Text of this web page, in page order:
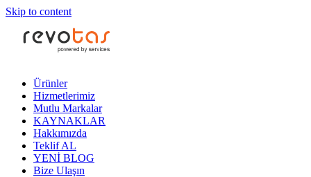
Skip to content
Ürünler
Hizmetlerimiz
Mutlu Markalar
KAYNAKLAR
Hakkımızda
Teklif AL
YENİ BLOG
Bize Ulaşın